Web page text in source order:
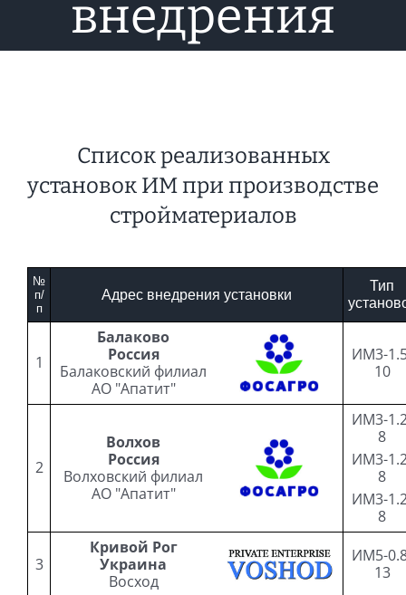
внедрения
Список реализованных
установок ИМ при производстве
стройматериалов
№
п/
п
Адрес внедрения установки
Тип
1
Балаково
Россия
Балаковский филиал
АО "Апатит"
ИМ3-
10
2
Волхов
Россия
Волховский филиал
АО "Апатит"
ИМ3-
8
ИМ3-
8
ИМ3-
8
3
Кривой Рог
Украина
Восход
ИМ5-
13